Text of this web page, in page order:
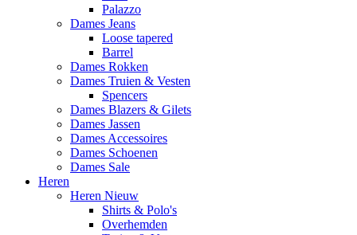
Palazzo
Dames Jeans
Loose tapered
Barrel
Dames Rokken
Dames Truien & Vesten
Spencers
Dames Blazers & Gilets
Dames Jassen
Dames Accessoires
Dames Schoenen
Dames Sale
Heren
Heren Nieuw
Shirts & Polo's
Overhemden